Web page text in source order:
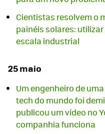
Cientistas resolvem o
painéis solares:
escala industrial
25 maio
Um engenheiro de
tech do mundo foi
publicou um vídeo no
companhia funciona